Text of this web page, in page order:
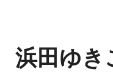
浜田ゆき